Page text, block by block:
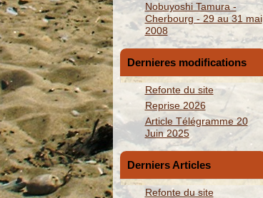
Nobuyoshi Tamura -
Cherbourg - 29 au 31 mai
2008
Dernieres modifications
Refonte du site
Reprise 2026
Article Télégramme 20
Juin 2025
Derniers Articles
Refonte du site